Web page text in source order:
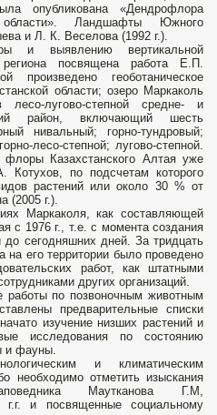
опубликована «Дендрофлора
области». Ландшафты Южного
и Л. К. Веселова (1992 г.).
и выявлению вертикальной
региона посвящена работа Е.П.
произведено геоботаническое
области; озеро Маркаколь
лугово-степной средне- и
район, включающий шесть
нивальный; горно-тундровый;
лесо-степной; лугово-степной.
Казахстанского Алтая уже
Котухов, по подсчетам которого
растений или около 30 % от
(2005 г.).
Маркаколя, как составляющей
с 1976 г., т.е. с момента создания
до сегодняшних дней. За тридцать
на его территории было проведено
работ, как штатными
других организаций.
работы по позвоночным животным
предварительные списки
изучение низших растений и
исследования по состоянию
и фауны.
и климатическим
необходимо отметить изыскания
Маутканова Г.М,
и посвященные социальному